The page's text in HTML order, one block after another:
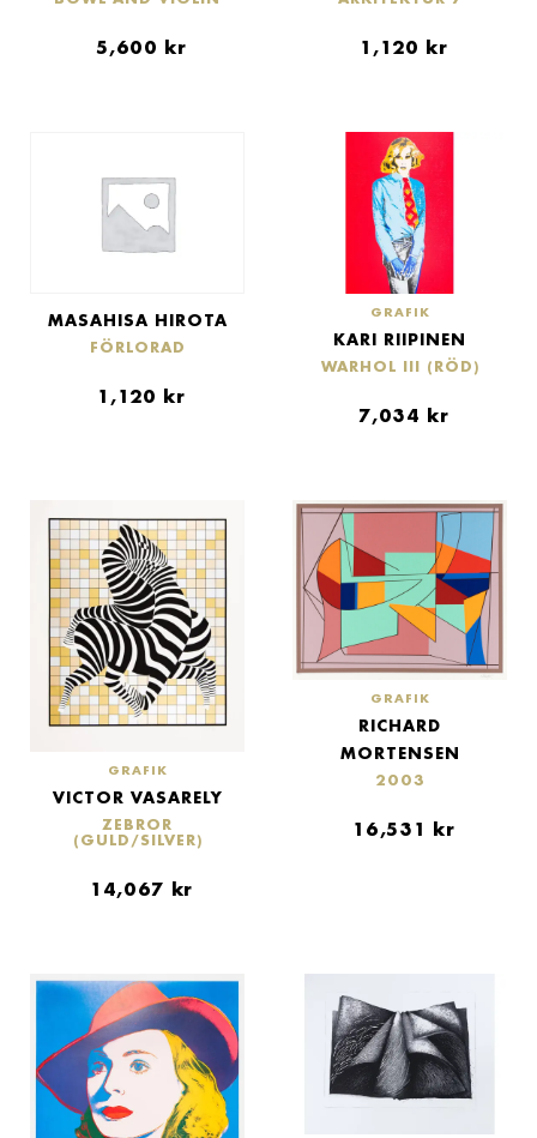
5,600 kr 1,120 kr
MASAHISA HIROTA
FÖRLORAD
1,120 kr
GRAFIK
KARI RIIPINEN
WARHOL III (RÖD)
7,034 kr
GRAFIK
VICTOR VASARELY
ZEBROR
(GULD/SILVER)
14,067 kr
GRAFIK
RICHARD
MORTENSEN
2003
16,531 kr